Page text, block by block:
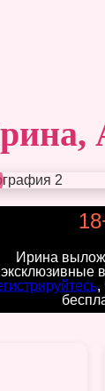
Ирина
эксклюзивные
,